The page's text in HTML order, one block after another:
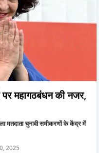
पर महागठबंधन की नजर,
मतदाता चुनावी समीकरणों के केंद्र में
2025